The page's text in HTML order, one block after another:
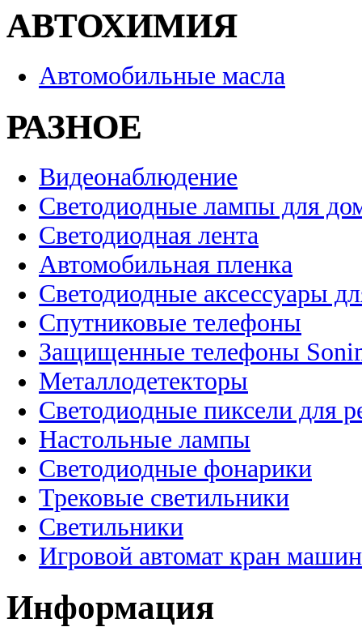
АВТОХИМИЯ
Автомобильные масла
РАЗНОЕ
Видеонаблюдение
Светодиодные лампы для
Светодиодная лента
Автомобильная пленка
Светодиодные аксессуары
Спутниковые телефоны
Защищенные телефоны
Металлодетекторы
Светодиодные пиксели для
Настольные лампы
Светодиодные фонарики
Трековые светильники
Светильники
Игровой автомат кран
Информация